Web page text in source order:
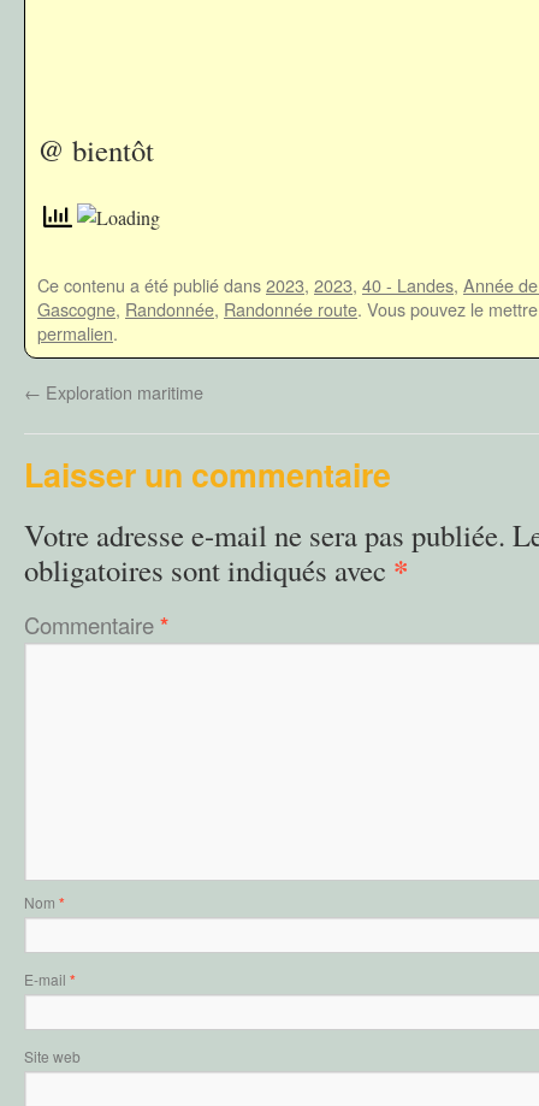
@ bientôt
Ce contenu a été publié dans2023, 2023, 40 - Landes, Année
Gascogne, Randonnée, Randonnée route. Vous pouvez le
permalien.
← Exploration maritime
Laisser un commentaire
Votre adresse e-mail ne sera pas publiée.
obligatoires sont indiqués avec *
Commentaire*
Nom *
E-mail *
Site web